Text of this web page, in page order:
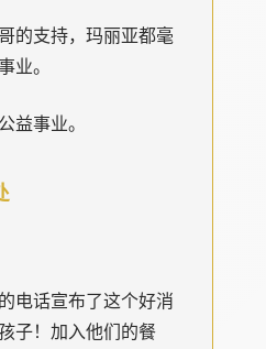
的支持，玛丽亚都毫
业。
益事业。
电话宣布了这个好消
子！加入他们的餐